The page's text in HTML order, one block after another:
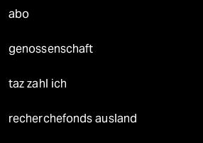
abo
genossenschaft
taz zahl ich
recherchefonds ausland